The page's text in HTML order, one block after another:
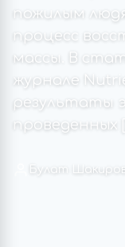
пожилым
процесс
массы. В
журнале
результаты
проведенных
Булат Шакиров